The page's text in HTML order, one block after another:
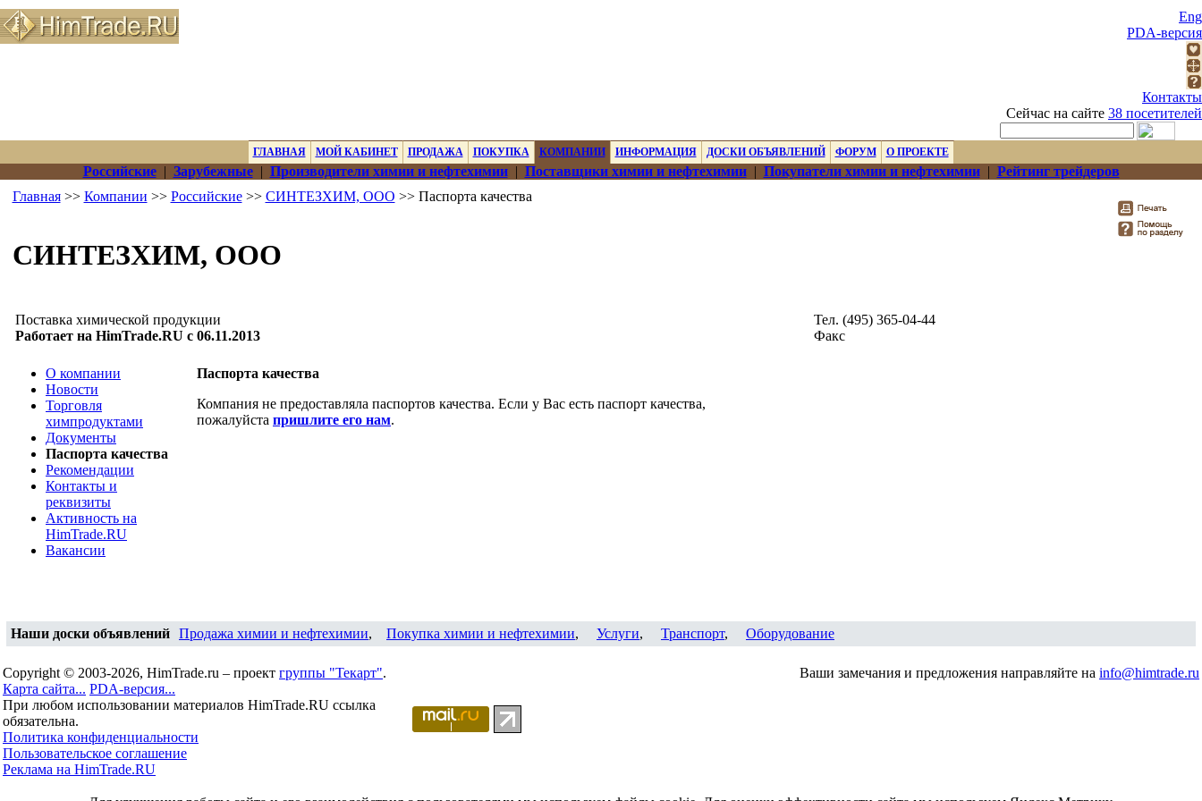
Eng
PDA-версия
Контакты
Сейчас на сайте 38 посетителей
ГЛАВНАЯ МОЙ КАБИНЕТ ПРОДАЖА ПОКУПКА КОМПАНИИ ИНФОРМАЦИЯ ДОСКИ ОБЪЯВЛЕНИЙ ФОРУМ О ПРОЕКТЕ
Российские| Зарубежные| Производители химии и нефтехимии| Поставщики химии и нефтехимии| Покупатели химии и нефтехимии| Рейтинг трейдеров
Главная>> Компании >> Российские>> СИНТЕЗХИМ, ООО >> Паспорта качества
СИНТЕЗХИМ, ООО
Поставка химической продукции
Работает на HimTrade.RU с 06.11.2013
Тел. (495) 365-04-44
Факс
О компании
Новости
Торговля
химпродуктами
Документы
Паспорта качества
Рекомендации
Контакты и
реквизиты
Активность на
HimTrade.RU
Вакансии
Паспорта качества
Компания не предоставляла паспортов качества. Если у Вас есть паспорт качества,
пожалуйста пришлите его нам.
Наши доски объявлений Продажа химии и нефтехимии, Покупка химии и нефтехимии, Услуги, Транспорт, Оборудование
Copyright © 2003-2026, HimTrade.ru – проект группы "Текарт".
Карта сайта... PDA-версия...
При любом использовании материалов HimTrade.RU ссылка
обязательна.
Политика конфиденциальности
Пользовательское соглашение
Реклама на HimTrade.RU
Ваши замечания и предложения направляйте на info@himtrade.ru